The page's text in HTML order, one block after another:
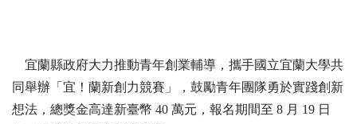
宜蘭縣政府大力推動青年創業輔導，攜手國立宜蘭大學共
同舉辦「宜！蘭新創力競賽」，鼓勵青年團隊勇於實踐創新
想法，總獎金高達新臺幣 40 萬元，報名期間至 8 月 19 日